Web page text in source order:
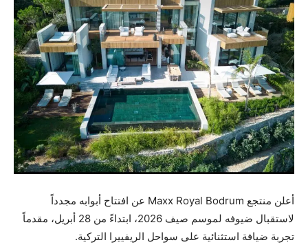
أعلن منتجع Maxx Royal Bodrum عن افتتاح أبوابه مجدداً
لاستقبال ضيوفه لموسم صيف 2026، ابتداءً من 28 أبريل، مقدماً
تجربة ضيافة استثنائية على سواحل الريفييرا التركية.